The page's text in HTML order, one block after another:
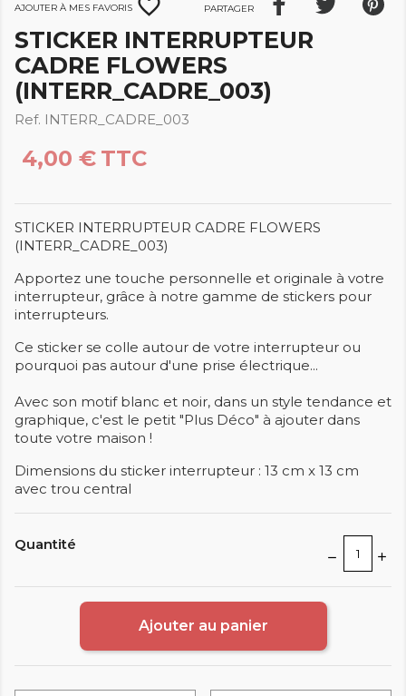
Ajouter à mes favoris favorite_border Partager
STICKER INTERRUPTEUR
CADRE FLOWERS
(INTERR_CADRE_003)
Ref. INTERR_CADRE_003
4,00 € TTC
STICKER INTERRUPTEUR CADRE FLOWERS
(INTERR_CADRE_003)
Apportez une touche personnelle et originale à votre
interrupteur, grâce à notre gamme de stickers pour
interrupteurs.
Ce sticker se colle autour de votre interrupteur ou
pourquoi pas autour d'une prise électrique...
Avec son motif blanc et noir, dans un style tendance et
graphique, c'est le petit "Plus Déco" à ajouter dans
toute votre maison !
Dimensions du sticker interrupteur : 13 cm x 13 cm
avec trou central
Quantité
Ajouter au panier